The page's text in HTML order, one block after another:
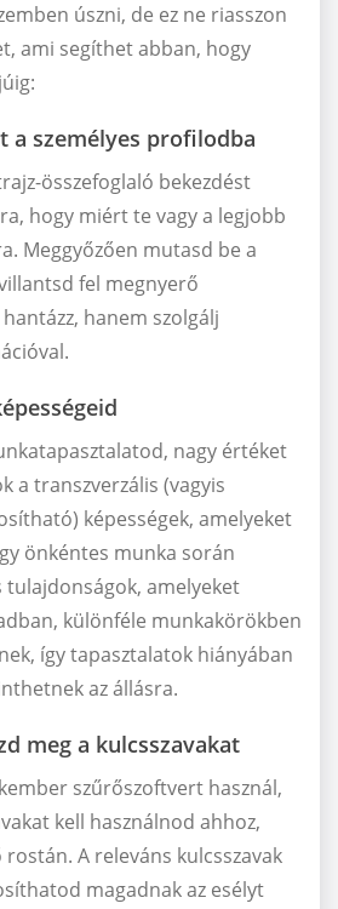
úszni, de ez ne riasszon
ami segíthet abban, hogy
a személyes profilodba
összefoglaló bekezdést
hogy miért te vagy a legjobb
Meggyőzően mutasd be a
fel megnyerő
hanem szolgálj
nagy értéket
a transzverzális (vagyis
képességek, amelyeket
önkéntes munka során
tulajdonságok, amelyeket
különféle munkakörökben
így tapasztalatok hiányában
az állásra.
meg a kulcsszavakat
szűrőszoftvert használ,
kell használnod ahhoz,
A releváns kulcsszavak
magadnak az esélyt